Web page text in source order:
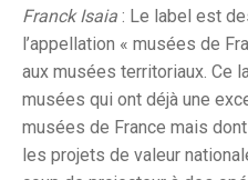
Franck Isaia : Le label est
l’appellation « musées de
aux musées territoriaux. Ce
musées qui ont déjà une
musées de France mais
les projets de valeur